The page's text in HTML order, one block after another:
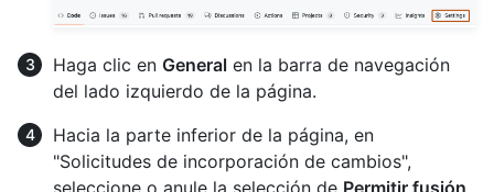
Haga clic en General en la barra de navegación
del lado izquierdo de la página.
Hacia la parte inferior de la página, en
"Solicitudes de incorporación de cambios",